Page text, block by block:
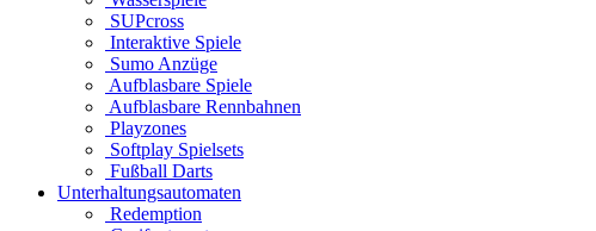
SUPcross
Interaktive Spiele
Sumo Anzüge
Aufblasbare Spiele
Aufblasbare Rennbahnen
Playzones
Softplay Spielsets
Fußball Darts
Unterhaltungsautomaten
Redemption